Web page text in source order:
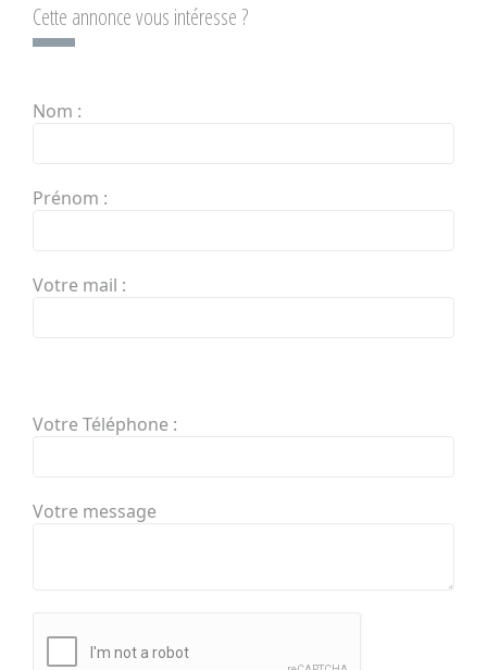
Cette annonce vous intéresse ?
Nom :
Prénom :
Votre mail :
Votre Téléphone :
Votre message